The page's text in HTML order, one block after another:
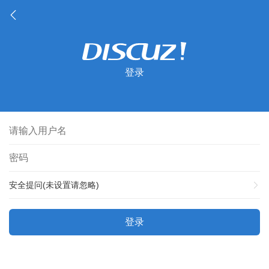
登录
安全提问(未设置请忽略)
登录